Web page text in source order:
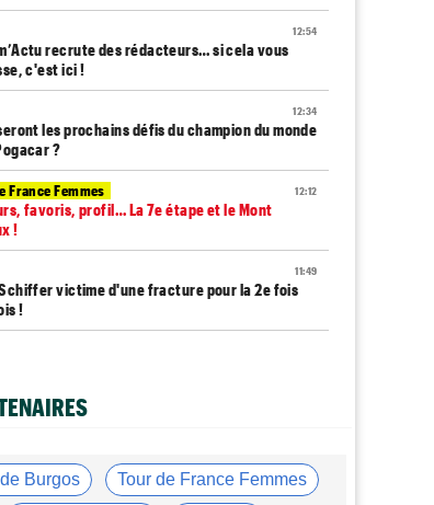
12:54
recrute des rédacteurs… si cela vous
c'est ici !
12:34
les prochains défis du champion du monde
?
12:12
France Femmes
favoris, profil… La 7e étape et le Mont
!
11:49
victime d'une fracture pour la 2e fois
!
France Femmes
10:56
Burgos Tour de France Femmes